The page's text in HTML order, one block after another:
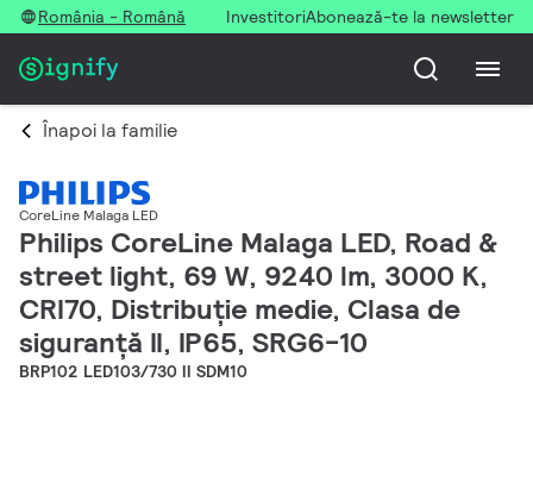
România - Română InvestitoriAbonează-te la newsletter
Înapoi la familie
CoreLine Malaga LED
Philips CoreLine Malaga LED, Road &
street light, 69 W, 9240 lm, 3000 K,
CRI70, Distribuție medie, Clasa de
siguranță II, IP65, SRG6-10
BRP102 LED103/730 II SDM10